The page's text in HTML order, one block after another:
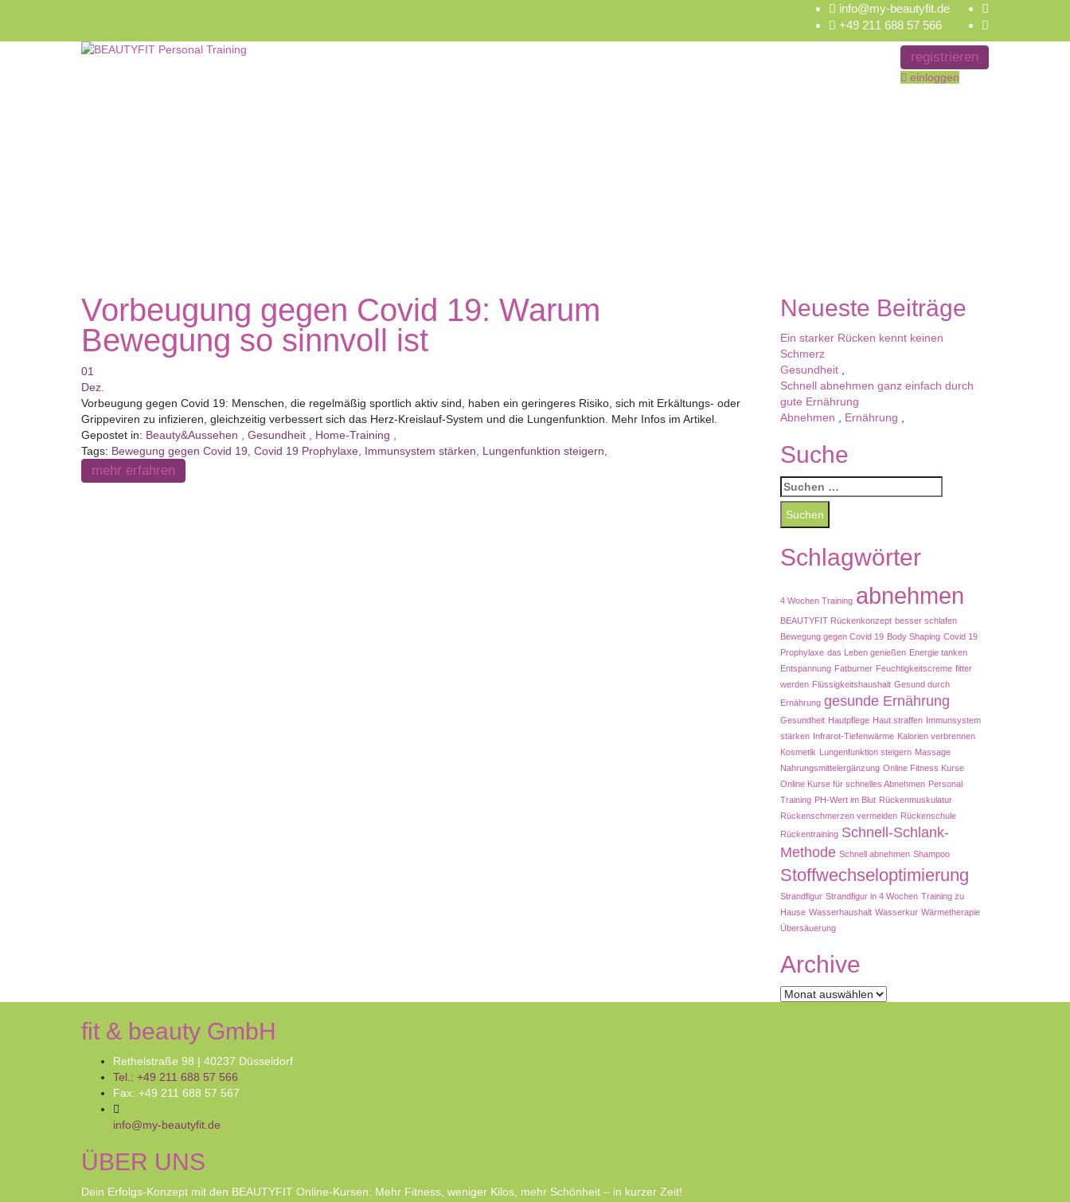
info@my-beautyfit.de
+49 211 688 57 566
registrieren
einloggen
Vorbeugung gegen Covid 19: Warum
Bewegung so sinnvoll ist
01
Dez.
Vorbeugung gegen Covid 19: Menschen, die regelmäßig sportlich aktiv sind, haben ein geringeres Risiko, sich mit Erkältungs- oder
Grippeviren zu infizieren, gleichzeitig verbessert sich das Herz-Kreislauf-System und die Lungenfunktion. Mehr Infos im Artikel.
Gepostet in: Beauty&Aussehen Gesundheit Home-Training
Tags: Bewegung gegen Covid 19 Covid 19 Prophylaxe Immunsystem stärken Lungenfunktion steigern
mehr erfahren
Neueste Beiträge
Ein starker Rücken kennt keinen
Schmerz
Gesundheit
Schnell abnehmen ganz einfach durch
gute Ernährung
Abnehmen
Ernährung
Suche
Schlagwörter
4 Wochen Training abnehmen
BEAUTYFIT Rückenkonzept besser schlafen
Bewegung gegen Covid 19 Body Shaping Covid 19
Prophylaxe das Leben genießen Energie tanken
Entspannung Fatburner Feuchtigkeitscreme fitter
werden Flüssigkeitshaushalt Gesund durch
Ernährung gesunde Ernährung
Gesundheit Hautpflege Haut straffen Immunsystem
stärken Infrarot-Tiefenwärme Kalorien verbrennen
Kosmetik Lungenfunktion steigern Massage
Nahrungsmittelergänzung Online Fitness Kurse
Online Kurse für schnelles Abnehmen Personal
Training PH-Wert im Blut Rückenmuskulatur
Rückenschmerzen vermeiden Rückenschule
Rückentraining Schnell-Schlank-
Methode Schnell abnehmen Shampoo
Stoffwechseloptimierung
Strandfigur Strandfigur in 4 Wochen Training zu
Hause Wasserhaushalt Wasserkur Wärmetherapie
Übersäuerung
Archive
fit & beauty GmbH
Rethelstraße 98 | 40237 Düsseldorf
Tel.: +49 211 688 57 566
Fax: +49 211 688 57 567
info@my-beautyfit.de
ÜBER UNS
Dein Erfolgs-Konzept mit den BEAUTYFIT Online-Kursen: Mehr Fitness, weniger Kilos, mehr Schönheit – in kurzer Zeit!